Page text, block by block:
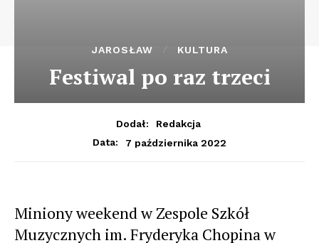
JAROSŁAW KULTURA
Festiwal po raz trzeci
Dodał:
Redakcja
Data:
7 października 2022
Miniony weekend w Zespole Szkół
Muzycznych im. Fryderyka Chopina w